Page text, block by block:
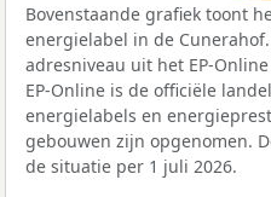
Bovenstaande grafiek toont
energielabel in de
adresniveau uit het EP-
EP-Online is de officiële
energielabels en
gebouwen zijn opgenomen.
de situatie per 1 juli 2026.